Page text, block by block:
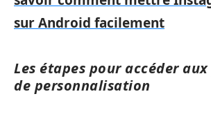
sur Android facilement
Les étapes pour accéder
de personnalisation